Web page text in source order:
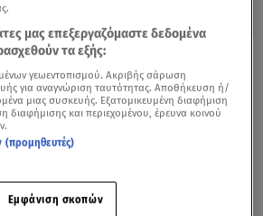
: Δωρεά 20.000 ευρώ
Σταυρό
μας επεξεργαζόμαστε δεδομένα
τα εξής:
γεωεντοπισμού. Ακριβής σάρωση
για αναγνώριση ταυτότητας. Αποθήκευση ή/
μιας συσκευής. Εξατομικευμένη διαφήμιση
διαφήμισης και περιεχομένου, έρευνα κοινού
(προμηθευτές)
Εμφάνιση σκοπών